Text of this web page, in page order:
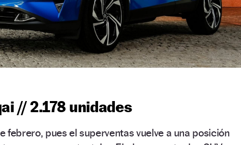
// 2.178 unidades
febrero, pues el superventas vuelve a una posición